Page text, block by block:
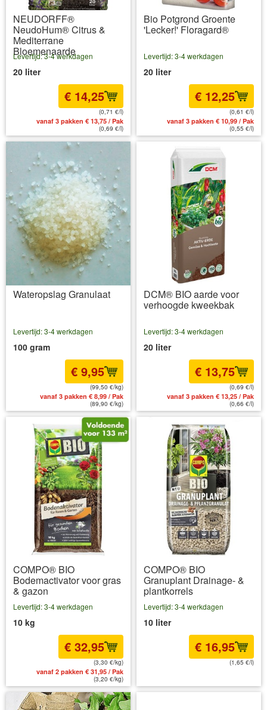
NEUDORFF®
NeudoHum® Citrus &
Mediterrane
Bloemenaarde
Levertijd: 3-4 werkdagen
20 liter
€ 14,25
(0,71 €/l)
vanaf 3 pakken € 13,75 / Pak
(0,69 €/l)
Bio Potgrond Groente
'Lecker!' Floragard®
Levertijd: 3-4 werkdagen
20 liter
€ 12,25
(0,61 €/l)
vanaf 3 pakken € 10,99 / Pak
(0,55 €/l)
Wateropslag Granulaat
Levertijd: 3-4 werkdagen
100 gram
€ 9,95
(99,50 €/kg)
vanaf 3 pakken € 8,99 / Pak
(89,90 €/kg)
DCM® BIO aarde voor
verhoogde kweekbak
Levertijd: 3-4 werkdagen
20 liter
€ 13,75
(0,69 €/l)
vanaf 3 pakken € 13,25 / Pak
(0,66 €/l)
COMPO® BIO
Bodemactivator voor gras
& gazon
Levertijd: 3-4 werkdagen
10 kg
€ 32,95
(3,30 €/kg)
vanaf 2 pakken € 31,95 / Pak
(3,20 €/kg)
COMPO® BIO
Granuplant Drainage- &
plantkorrels
Levertijd: 3-4 werkdagen
10 liter
€ 16,95
(1,65 €/l)